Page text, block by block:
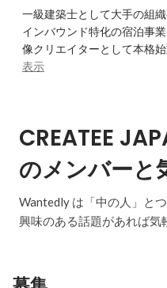
一級建築士として大手の組
インバウンド特化の宿泊事
像クリエイターとして本格
表示
CREATEE
のメンバーと
Wantedly は「中の人」とつ
興味のある話題があれば気